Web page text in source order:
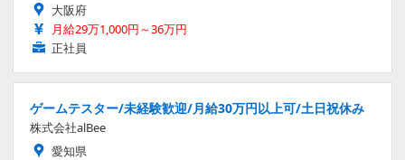
大阪府
月給29万1,000円～36万円
正社員
ゲームテスター/未経験歓迎/月給30万円以上可/土日祝休み
株式会社alBee
愛知県